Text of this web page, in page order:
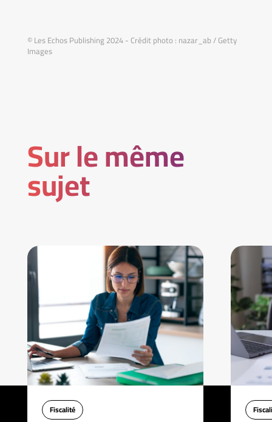
© Les Echos Publishing 2024 - Crédit photo : nazar_ab / Getty
Images
Sur le même
sujet
Fiscalité